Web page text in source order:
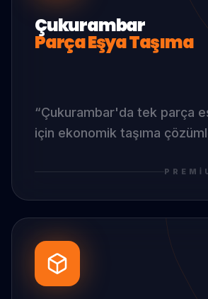
Çukurambar
Parça Eşya Taşıma
“Çukurambar'da tek parça
için ekonomik taşıma